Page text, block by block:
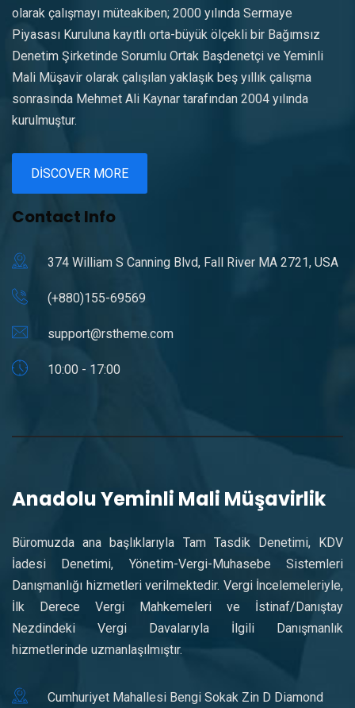
olarak çalışmayı müteakiben; 2000 yılında Sermaye
Piyasası Kuruluna kayıtlı orta-büyük ölçekli bir Bağımsız
Denetim Şirketinde Sorumlu Ortak Başdenetçi ve Yeminli
Mali Müşavir olarak çalışılan yaklaşık beş yıllık çalışma
sonrasında Mehmet Ali Kaynar tarafından 2004 yılında
kurulmuştur.
DISCOVER MORE
Contact Info
374 William S Canning Blvd, Fall River MA 2721, USA
(+880)155-69569
support@rstheme.com
10:00 - 17:00
Anadolu Yeminli Mali Müşavirlik
Büromuzda ana başlıklarıyla Tam Tasdik Denetimi, KDV
İadesi Denetimi, Yönetim-Vergi-Muhasebe Sistemleri
Danışmanlığı hizmetleri verilmektedir. Vergi İncelemeleriyle,
İlk Derece Vergi Mahkemeleri ve İstinaf/Danıştay
Nezdindeki Vergi Davalarıyla İlgili Danışmanlık
hizmetlerinde uzmanlaşılmıştır.
Cumhuriyet Mahallesi Bengi Sokak Zin D Diamond